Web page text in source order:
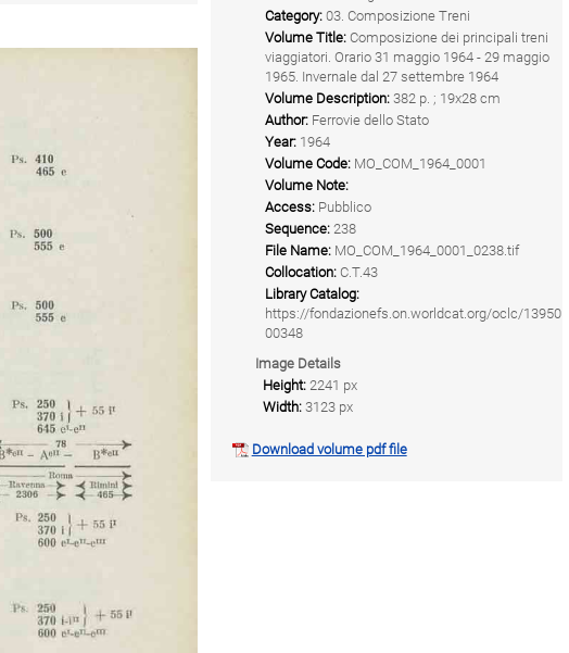
Category: 03. Composizione Treni
Volume Title: Composizione dei principali treni
viaggiatori. Orario 31 maggio 1964 - 29 maggio
1965. Invernale dal 27 settembre 1964
Volume Description: 382 p. ; 19x28 cm
Author: Ferrovie dello Stato
Year: 1964
Volume Code: MO_COM_1964_0001
Volume Note:
Access: Pubblico
Sequence: 238
File Name: MO_COM_1964_0001_0238.tif
Collocation: C.T.43
Library Catalog:
https://fondazionefs.on.worldcat.org/oclc/13950
00348
Image Details
Height: 2241 px
Width: 3123 px
Download volume pdf file